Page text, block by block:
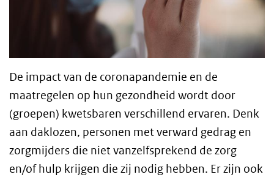
De impact van de coronapandemie en de
maatregelen op hun gezondheid wordt door
(groepen) kwetsbaren verschillend ervaren. Denk
aan daklozen, personen met verward gedrag en
zorgmijders die niet vanzelfsprekend de zorg
en/of hulp krijgen die zij nodig hebben. Er zijn ook